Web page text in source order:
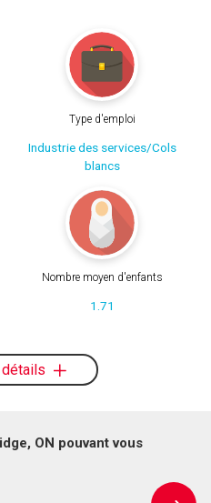
Type d'emploi
Industrie des services/Cols
blancs
Nombre moyen d'enfants
1.71
ON pouvant vous